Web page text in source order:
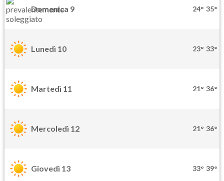
Domenica 9 24° 35°
Lunedì 10 23° 33°
Martedì 11 21° 36°
Mercoledì 12 21° 36°
Giovedì 13 33° 39°